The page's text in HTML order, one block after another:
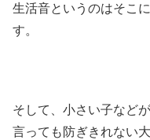
生活音というのはそこ
す。
そして、小さい子など
言っても防ぎきれない